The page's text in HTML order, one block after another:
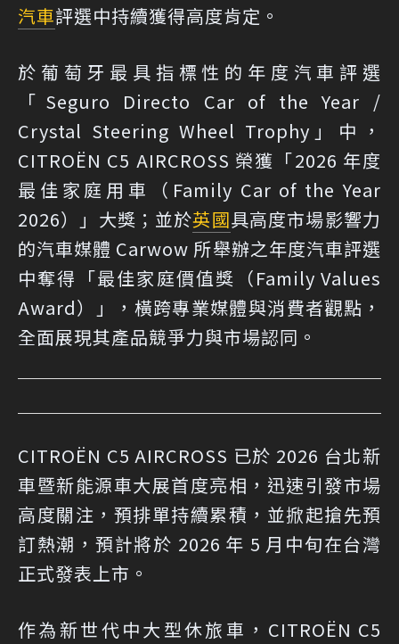
汽車評選中持續獲得高度肯定。
於葡萄牙最具指標性的年度汽車評選
「Seguro Directo Car of the Year /
Crystal Steering Wheel Trophy」中，
CITROËN C5 AIRCROSS 榮獲「2026 年度
最佳家庭用車（Family Car of the Year
2026）」大獎；並於英國具高度市場影響力
的汽車媒體 Carwow 所舉辦之年度汽車評選
中奪得「最佳家庭價值獎（Family Values
Award）」，橫跨專業媒體與消費者觀點，
全面展現其產品競爭力與市場認同。
CITROËN C5 AIRCROSS 已於 2026 台北新
車暨新能源車大展首度亮相，迅速引發市場
高度關注，預排單持續累積，並掀起搶先預
訂熱潮，預計將於 2026 年 5 月中旬在台灣
正式發表上市。
作為新世代中大型休旅車，CITROËN C5